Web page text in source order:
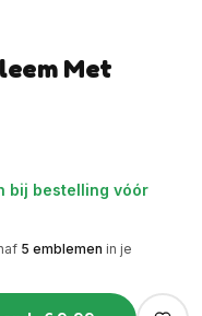
Met
bij bestelling vóór
5 emblemen in je